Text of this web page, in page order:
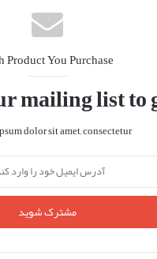
Product You Purchase
mailing list to
dolor sit amet, consectetur.